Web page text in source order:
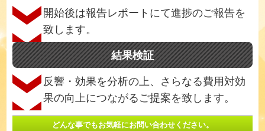
開始後は報告レポートにて進捗のご報告を
致します。
結果検証
反響・効果を分析の上、さらなる費用対効
果の向上につながるご提案を致します。
どんな事でもお気軽にお問い合わせください。